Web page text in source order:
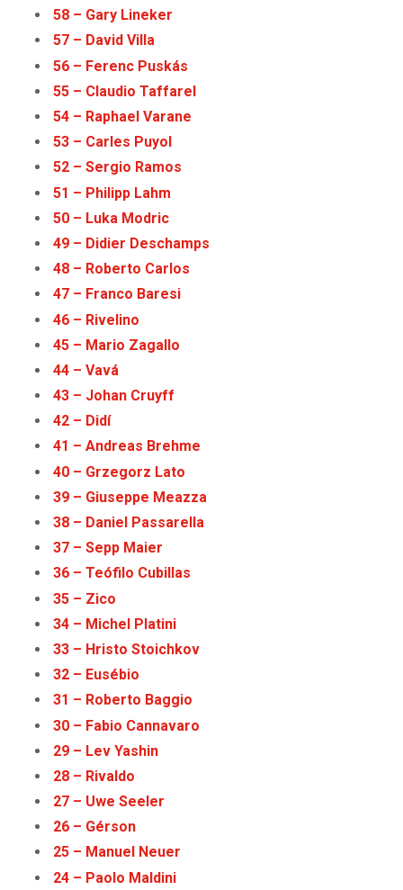
58 – Gary Lineker
57 – David Villa
56 – Ferenc Puskás
55 – Claudio Taffarel
54 – Raphael Varane
53 – Carles Puyol
52 – Sergio Ramos
51 – Philipp Lahm
50 – Luka Modric
49 – Didier Deschamps
48 – Roberto Carlos
47 – Franco Baresi
46 – Rivelino
45 – Mario Zagallo
44 – Vavá
43 – Johan Cruyff
42 – Didí
41 – Andreas Brehme
40 – Grzegorz Lato
39 – Giuseppe Meazza
38 – Daniel Passarella
37 – Sepp Maier
36 – Teófilo Cubillas
35 – Zico
34 – Michel Platini
33 – Hristo Stoichkov
32 – Eusébio
31 – Roberto Baggio
30 – Fabio Cannavaro
29 – Lev Yashin
28 – Rivaldo
27 – Uwe Seeler
26 – Gérson
25 – Manuel Neuer
24 – Paolo Maldini